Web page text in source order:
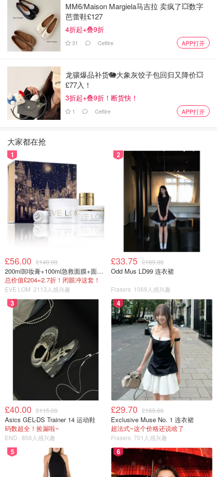
Tjörn雪恩岛，是许多瑞典人最爱的旅游胜地。逢周末，尤
其暑假，瑞典人都驱车前往这座让人来一次惊艳一次的海
岛。而这个“神秘”的海岛在网上根本搜不到中文资料，所以
我来总结分享给大家啦。
（同样微博也分享了，新浪微博 @spaceship与蓝莓派）
打卡--超美的雪恩岛6个景点
1. Pilane 雕塑公园
MM6/Maison Margiela马吉拉 卖疯了💥数字
芭蕾鞋£127
4折起+叠9折
31 Cettire APP打开
龙骧爆品补货🐘大象灰饺子包回归又降价💥
£77入！
3折起+叠9折！断货快！
1 Cettire APP打开
大家都在抢
1
£56.00 £140.00
200ml卸妆膏+100ml急救面膜+面霜+洁颜布
总价值£204=2.7折！闭眼冲这套！
EVE LOM 2113人感兴趣
2
£33.75 £165.00
Odd Mus LD99 连衣裙
Frasers 1069人感兴趣
3
£40.00 £115.00
Asics GEL-DS Trainer 14 运动鞋
码数超全！捡漏啦~
END. 856人感兴趣
4
£29.70 £165.00
Exclusive Muse No. 1 连衣裙
超法式~这个价格还说啥了
Frasers 701人感兴趣
5 6